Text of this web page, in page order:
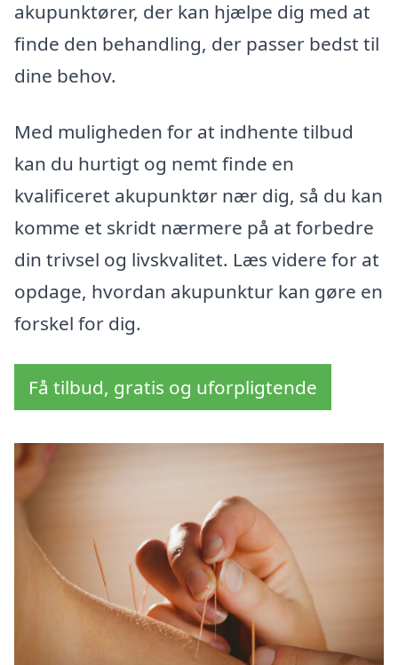
akupunktører, der kan hjælpe dig med at
finde den behandling, der passer bedst til
dine behov.
Med muligheden for at indhente tilbud
kan du hurtigt og nemt finde en
kvalificeret akupunktør nær dig, så du kan
komme et skridt nærmere på at forbedre
din trivsel og livskvalitet. Læs videre for at
opdage, hvordan akupunktur kan gøre en
forskel for dig.
Få tilbud, gratis og uforpligtende